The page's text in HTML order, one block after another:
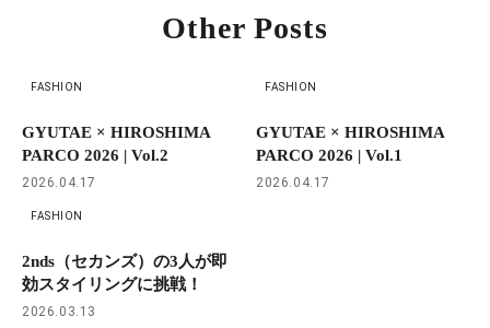
Other Posts
FASHION
GYUTAE × HIROSHIMA
PARCO 2026 | Vol.2
2026.04.17
FASHION
GYUTAE × HIROSHIMA
PARCO 2026 | Vol.1
2026.04.17
FASHION
2nds（セカンズ）の3人が即
効スタイリングに挑戦！
2026.03.13